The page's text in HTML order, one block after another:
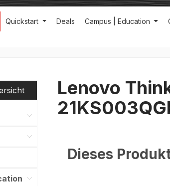
Quickstart Deals Campus | Education
Lenovo
Dieses